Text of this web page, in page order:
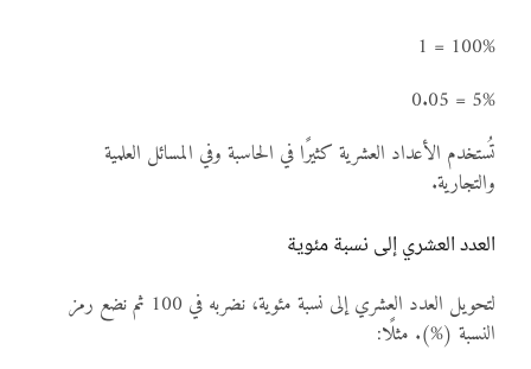
100% = 1
5% = 0.05
تُستخدم الأعداد العشرية كثيرًا في الحاسبة وفي المسائل العلمية
والتجارية.
العدد العشري إلى نسبة مئوية
لتحويل العدد العشري إلى نسبة مئوية، نضربه في 100 ثم نضع رمز
النسبة (%). مثلًا: